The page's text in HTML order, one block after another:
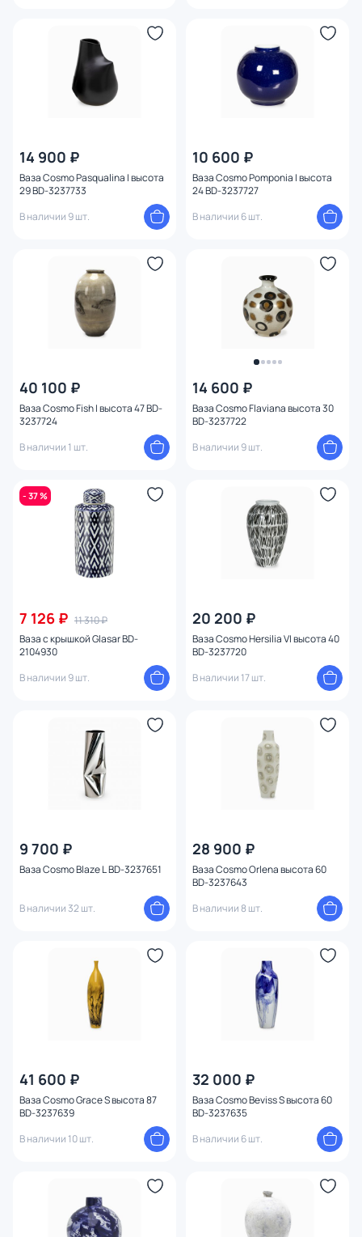
14 900 ₽
Ваза Cosmo Pasqualina I высота
29 BD-3237733
В наличии 9 шт.
10 600 ₽
Ваза Cosmo Pomponia I высота
24 BD-3237727
В наличии 6 шт.
40 100 ₽
Ваза Cosmo Fish I высота 47 BD-
3237724
В наличии 1 шт.
14 600 ₽
Ваза Cosmo Flaviana высота 30
BD-3237722
В наличии 9 шт.
- 37 %
7 126 ₽ 11 310 ₽
Ваза с крышкой Glasar BD-
2104930
В наличии 9 шт.
20 200 ₽
Ваза Cosmo Hersilia VI высота 40
BD-3237720
В наличии 17 шт.
9 700 ₽
Ваза Cosmo Blaze L BD-3237651
В наличии 32 шт.
28 900 ₽
Ваза Cosmo Orlena высота 60
BD-3237643
В наличии 8 шт.
41 600 ₽
Ваза Cosmo Grace S высота 87
BD-3237639
В наличии 10 шт.
32 000 ₽
Ваза Cosmo Beviss S высота 60
BD-3237635
В наличии 6 шт.